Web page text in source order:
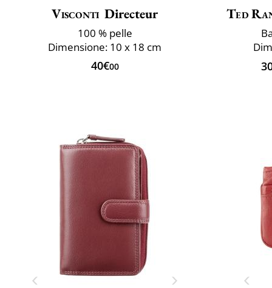
Visconti Directeur
100 % pelle
Dimensione: 10 x 18 cm
40€00
Ted